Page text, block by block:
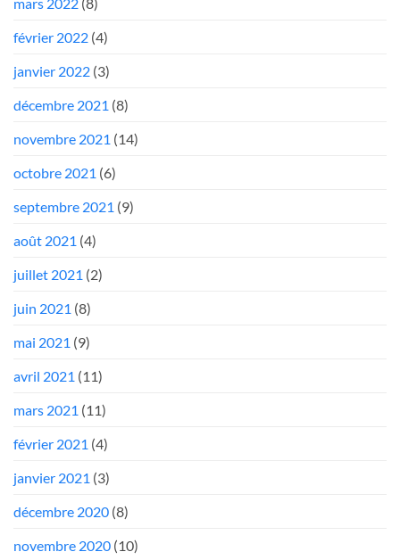
février 2022 (4)
janvier 2022 (3)
décembre 2021 (8)
novembre 2021 (14)
octobre 2021 (6)
septembre 2021 (9)
août 2021 (4)
juillet 2021 (2)
juin 2021 (8)
mai 2021 (9)
avril 2021 (11)
mars 2021 (11)
février 2021 (4)
janvier 2021 (3)
décembre 2020 (8)
novembre 2020 (10)